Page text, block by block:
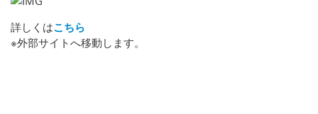
詳しくはこちら
※外部サイトへ移動します。